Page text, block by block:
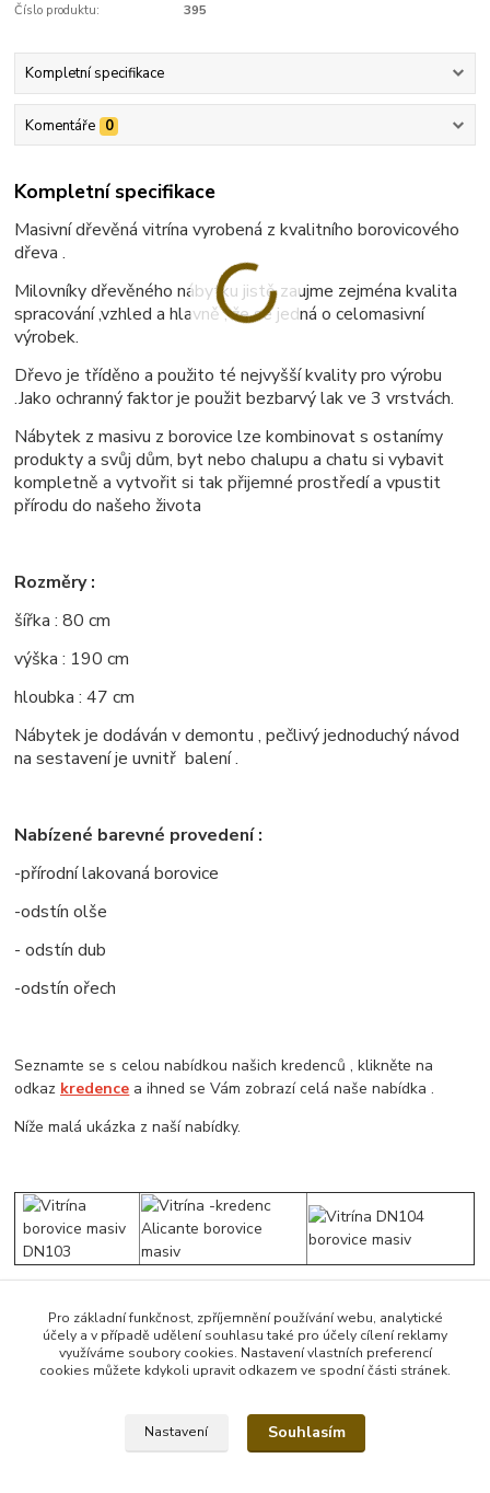
Číslo produktu: 395
Kompletní specifikace
Komentáře 0
Kompletní specifikace
Masivní dřevěná vitrína vyrobená z kvalitního borovicového
dřeva .
Milovníky dřevěného nábytku jistě zaujme zejména kvalita
spracování ,vzhled a hlavně , že se jedná o celomasivní
výrobek.
Dřevo je tříděno a použito té nejvyšší kvality pro výrobu
.Jako ochranný faktor je použit bezbarvý lak ve 3 vrstvách.
Nábytek z masivu z borovice lze kombinovat s ostanímy
produkty a svůj dům, byt nebo chalupu a chatu si vybavit
kompletně a vytvořit si tak přijemné prostředí a vpustit
přírodu do našeho života
Rozměry :
šířka : 80 cm
výška : 190 cm
hloubka : 47 cm
Nábytek je dodáván v demontu , pečlivý jednoduchý návod
na sestavení je uvnitř balení .
Nabízené barevné provedení :
-přírodní lakovaná borovice
-odstín olše
- odstín dub
-odstín ořech
Seznamte se s celou nabídkou našich kredenců , klikněte na
odkaz kredence a ihned se Vám zobrazí celá naše nabídka .
Níže malá ukázka z naší nabídky.
Zboží zařazeno v kategoriích
Pro základní funkčnost, zpříjemnění používání webu, analytické
účely a v případě udělení souhlasu také pro účely cílení reklamy
využíváme soubory cookies. Nastavení vlastních preferencí
cookies můžete kdykoli upravit odkazem ve spodní části stránek.
Nastavení Souhlasím